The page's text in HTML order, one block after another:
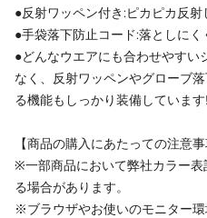
●反射ワッペン付き:ピカピカ反
●手袋落下防止コード:落としにく
●どんなウエアにも合わせやす
なく、反射ワッペンやグローブ
る機能もしっかり装備しています!
【商品の購入にあたっての注意事
※一部商品において弊社カラー
る場合があります。
※ブラウザやお使いのモニター